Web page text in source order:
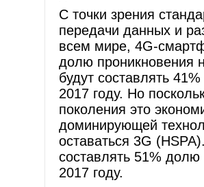
С точки зрения
передачи данных и
всем мире, 4G-
долю проникновения
будут составлять
2017 году. Но
поколения это
доминирующей
оставаться 3G
составлять 51%
2017 году.